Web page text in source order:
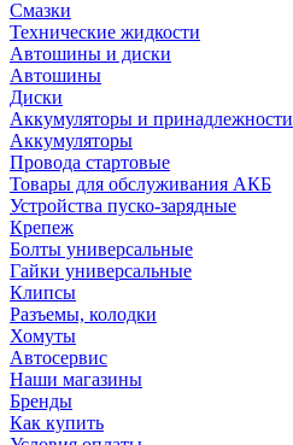
Смазки
Технические жидкости
Автошины и диски
Автошины
Диски
Аккумуляторы и принадлежности
Аккумуляторы
Провода стартовые
Товары для обслуживания АКБ
Устройства пуско-зарядные
Крепеж
Болты универсальные
Гайки универсальные
Клипсы
Разъемы, колодки
Хомуты
Автосервис
Наши магазины
Бренды
Как купить